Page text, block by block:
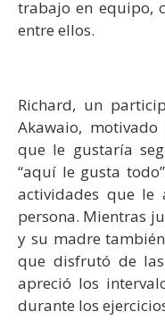
trabajo en equipo,
entre ellos.
Richard, un
Akawaio,
que le gustaría
“aquí le gusta
actividades que le
persona. Mientras
y su madre
que disfrutó de
apreció los
durante los